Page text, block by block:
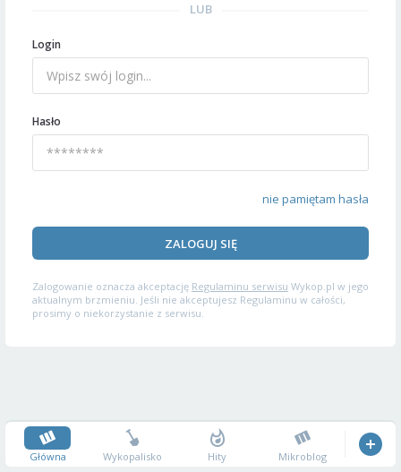
LUB
Login
Hasło
nie pamiętam hasła
ZALOGUJ SIĘ
Zalogowanie oznacza akceptację Regulaminu serwisu Wykop.pl w jego
aktualnym brzmieniu. Jeśli nie akceptujesz Regulaminu w całości,
prosimy o niekorzystanie z serwisu.
Główna Wykopalisko Hity Mikroblog